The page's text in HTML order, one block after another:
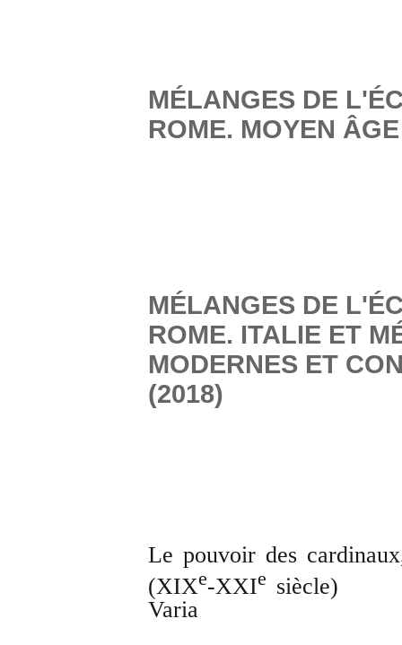
MÉLANGES DE
ROME. MOYEN
MÉLANGES DE
ROME. ITALIE ET
MODERNES ET
(2018)
Le pouvoir des
(XIXe-XXIe siècle)
Varia